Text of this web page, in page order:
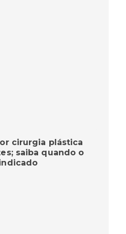
cirurgia plástica
saiba quando o